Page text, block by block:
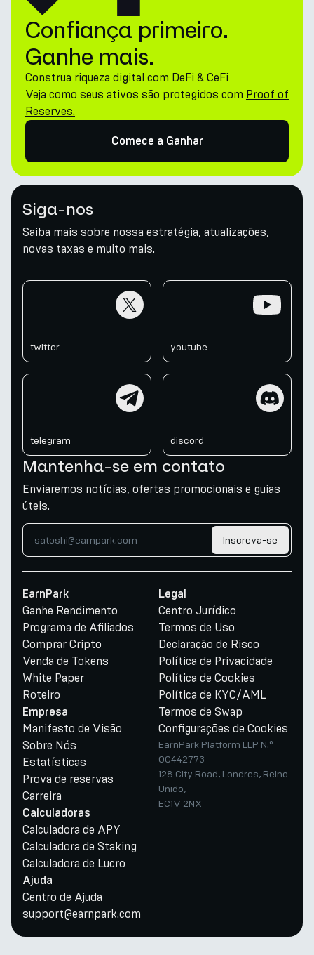
Confiança primeiro.
Ganhe mais.
Construa riqueza digital com DeFi & CeFi
Veja como seus ativos são protegidos com Proof of
Reserves.
Comece a Ganhar
Siga-nos
Saiba mais sobre nossa estratégia, atualizações,
novas taxas e muito mais.
twitter youtube
telegram discord
Mantenha-se em contato
Enviaremos notícias, ofertas promocionais e guias
úteis.
Inscreva-se
EarnPark
Ganhe Rendimento
Programa de Afiliados
Comprar Cripto
Venda de Tokens
White Paper
Roteiro
Empresa
Manifesto de Visão
Sobre Nós
Estatísticas
Prova de reservas
Carreira
Calculadoras
Calculadora de APY
Calculadora de Staking
Calculadora de Lucro
Ajuda
Centro de Ajuda
support@earnpark.com
Legal
Centro Jurídico
Termos de Uso
Declaração de Risco
Política de Privacidade
Política de Cookies
Política de KYC/AML
Termos de Swap
Configurações de Cookies
EarnPark Platform LLP N.º
OC442773
128 City Road, Londres, Reino
Unido,
EC1V 2NX